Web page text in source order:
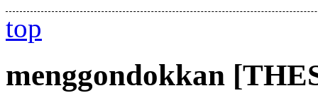
top
menggondokkan